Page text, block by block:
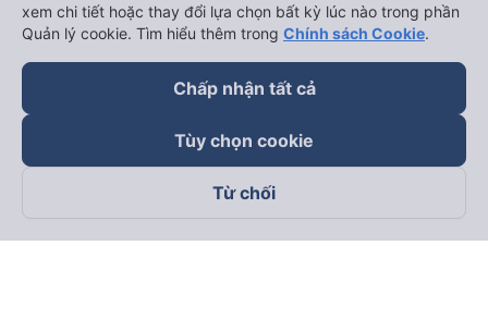
Theo dõi chúng tôi trên
xem chi tiết hoặc thay đổi lựa chọn bất kỳ lúc nào trong phần
Quản lý cookie. Tìm hiểu thêm trong Chính sách Cookie.
Chấp nhận tất cả
Tùy chọn cookie
Từ chối